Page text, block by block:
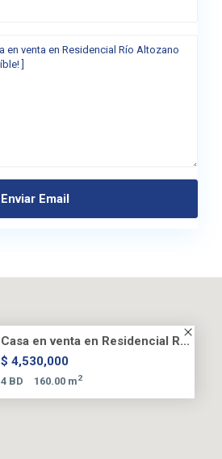
Casa en venta en Residencial R...
$ 4,530,000
4 BD 160.00 m2